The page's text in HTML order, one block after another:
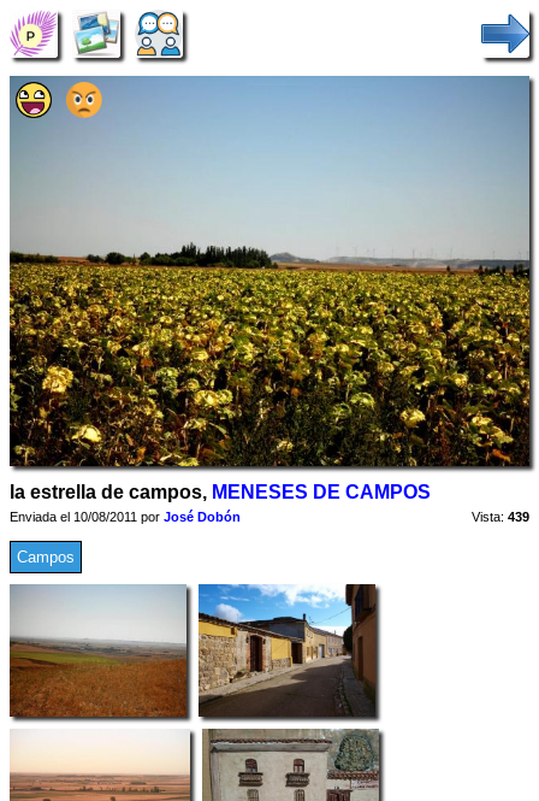
la estrella de campos, MENESES DE CAMPOS
Enviada el 10/08/2011 por José Dobón Vista: 439
Campos